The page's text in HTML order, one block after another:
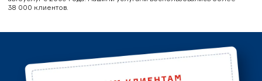
38 000 клиентов.